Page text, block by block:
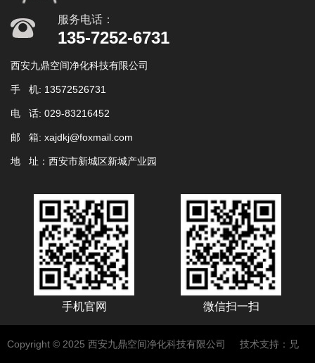
服务电话：
135-7252-6731
西安九鼎空间净化科技有限公司
手 机: 13572526731
电 话: 029-83216452
邮 箱: xajdkj@foxmail.com
地 址：西安市新城区新城产业园
手机官网 微信扫一扫
Copyright © 2025 西安九鼎空间净化科技有限公司 技术支持：兄